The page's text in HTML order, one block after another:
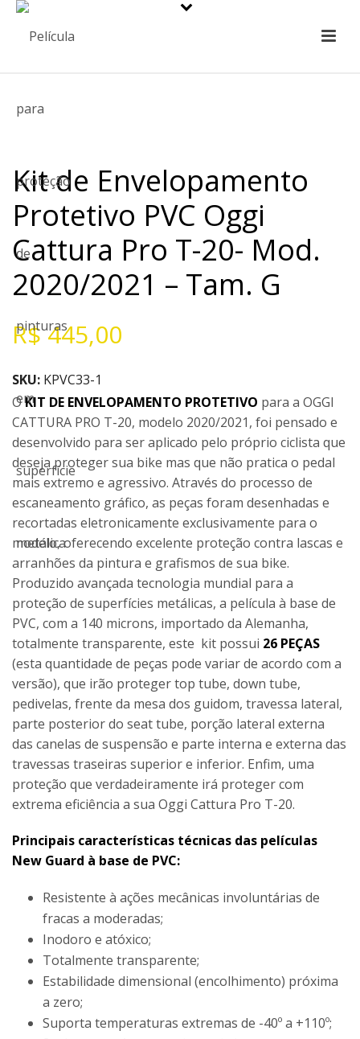
Kit de Envelopamento
Protetivo PVC Oggi
Cattura Pro T-20- Mod.
2020/2021 – Tam. G
R$445,00
SKU: KPVC33-1
OKIT DE ENVELOPAMENTO PROTETIVO para a OGGI
CATTURA PRO T-20, modelo 2020/2021, foi pensado e
desenvolvido para ser aplicado pelo próprio ciclista que
deseja proteger sua bike mas que não pratica o pedal
mais extremo e agressivo. Através do processo de
escaneamento gráfico, as peças foram desenhadas e
recortadas eletronicamente exclusivamente para o
modelo, oferecendo excelente proteção contra lascas e
arranhões da pintura e grafismos de sua bike.
Produzido avançada tecnologia mundial para a
proteção de superfícies metálicas, a película à base de
PVC, com a 140 microns, importado da Alemanha,
totalmente transparente, este kit possui 26 PEÇAS
(esta quantidade de peças pode variar de acordo com a
versão), que irão proteger top tube, down tube,
pedivelas, frente da mesa dos guidom, travessa lateral,
parte posterior do seat tube, porção lateral externa
das canelas de suspensão e parte interna e externa das
travessas traseiras superior e inferior. Enfim, uma
proteção que verdadeiramente irá proteger com
extrema eficiência a sua Oggi Cattura Pro T-20.
Principais características técnicas das películas
New Guard à base de PVC:
Resistente à ações mecânicas involuntárias de
fracas a moderadas;
Inodoro e atóxico;
Totalmente transparente;
Estabilidade dimensional (encolhimento) próxima
a zero;
Suporta temperaturas extremas de -40º a +110º;